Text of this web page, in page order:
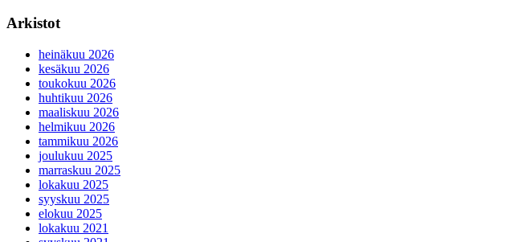
Arkistot
heinäkuu 2026
kesäkuu 2026
toukokuu 2026
huhtikuu 2026
maaliskuu 2026
helmikuu 2026
tammikuu 2026
joulukuu 2025
marraskuu 2025
lokakuu 2025
syyskuu 2025
elokuu 2025
lokakuu 2021